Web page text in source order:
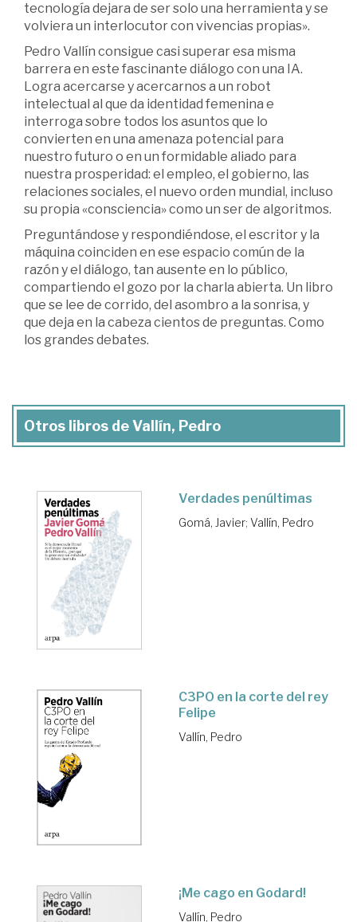
tecnología dejara de ser solo una herramienta y se
volviera un interlocutor con vivencias propias».
Pedro Vallín consigue casi superar esa misma
barrera en este fascinante diálogo con una IA.
Logra acercarse y acercarnos a un robot
intelectual al que da identidad femenina e
interroga sobre todos los asuntos que lo
convierten en una amenaza potencial para
nuestro futuro o en un formidable aliado para
nuestra prosperidad: el empleo, el gobierno, las
relaciones sociales, el nuevo orden mundial, incluso
su propia «consciencia» como un ser de algoritmos.
Preguntándose y respondiéndose, el escritor y la
máquina coinciden en ese espacio común de la
razón y el diálogo, tan ausente en lo público,
compartiendo el gozo por la charla abierta. Un libro
que se lee de corrido, del asombro a la sonrisa, y
que deja en la cabeza cientos de preguntas. Como
los grandes debates.
Otros libros de Vallín, Pedro
Verdades penúltimas
Gomá, Javier; Vallín, Pedro
C3PO en la corte del rey
Felipe
Vallín, Pedro
¡Me cago en Godard!
Vallín, Pedro